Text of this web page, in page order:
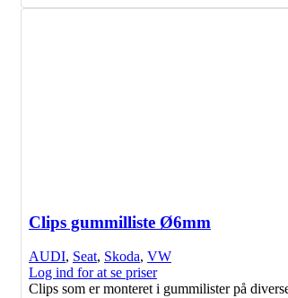
Clips gummilliste Ø6mm
AUDI, Seat, Skoda, VW
Log ind for at se priser
Clips som er monteret i gummilister på